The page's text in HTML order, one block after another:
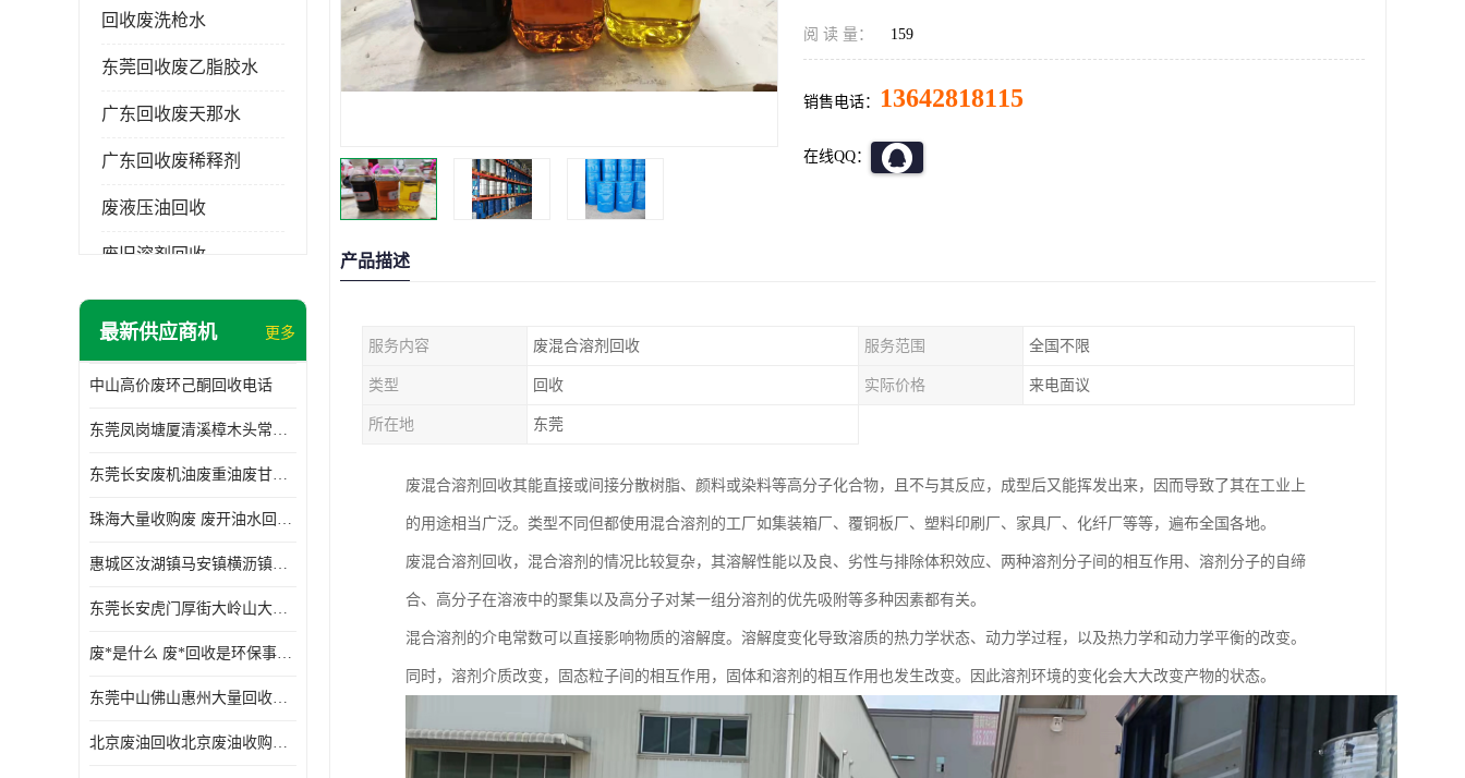
回收废洗枪水
东莞回收废乙脂胶水
广东回收废天那水
广东回收废稀释剂
废液压油回收
废旧溶剂回收
东莞回收废溶剂
废三氯乙烯回收
废混合溶剂回收
最新供应商机 更多
中山高价废环己酮回收电话
东莞凤岗塘厦清溪樟木头常平废液压油 废火花机油 废 废切削油 废齿轮油 废导轨油 废螺杆油
东莞长安废机油废重油废甘油废矿物油废燃料油废废润滑油废火花机油废油废齿轮油
珠海大量收购废 废开油水回收废酒精废废乙酯胶水废洗枪水废开油水废二废三氯丁脂乙脂废甲
惠城区汝湖镇马安镇横沥镇芦洲镇 惠阳新圩镇镇镇沙田镇废机油废液压油废润滑油废废火花机油废白电油废废齿轮油废白矿油废变压器油废燃料油
东莞长安虎门厚街大岭山大量回收废开油水废洗枪水废稀释剂
废*是什么 废*回收是环保事业吗
东莞中山佛山惠州大量回收废机油，废液压油，废润滑油，废，废火花机油，废白电油，废，废齿轮油，废白矿油，废变压器油，废燃料油，废切削油
北京废油回收北京废油收购再生注意的事项
阅 读 量： 159
销售电话： 13642818115
在线QQ：
产品描述
服务内容 废混合溶剂回收 服务范围 全国不限
类型 回收 实际价格 来电面议
所在地 东莞
废混合溶剂回收其能直接或间接分散树脂、颜料或染料等高分子化合物，且不与其反应，成型后又能挥发出来，因而导致了其在工业上
的用途相当广泛。类型不同但都使用混合溶剂的工厂如集装箱厂、覆铜板厂、塑料印刷厂、家具厂、化纤厂等等，遍布全国各地。
废混合溶剂回收，混合溶剂的情况比较复杂，其溶解性能以及良、劣性与排除体积效应、两种溶剂分子间的相互作用、溶剂分子的自缔
合、高分子在溶液中的聚集以及高分子对某一组分溶剂的优先吸附等多种因素都有关。
混合溶剂的介电常数可以直接影响物质的溶解度。溶解度变化导致溶质的热力学状态、动力学过程，以及热力学和动力学平衡的改变。
同时，溶剂介质改变，固态粒子间的相互作用，固体和溶剂的相互作用也发生改变。因此溶剂环境的变化会大大改变产物的状态。